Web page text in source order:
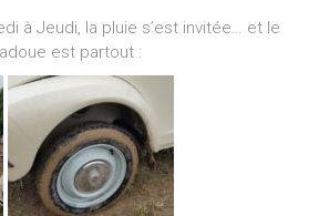
à Jeudi, la pluie s’est invitée… et le
est partout :